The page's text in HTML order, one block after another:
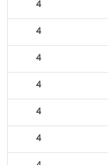
4
4
4
4
4
4